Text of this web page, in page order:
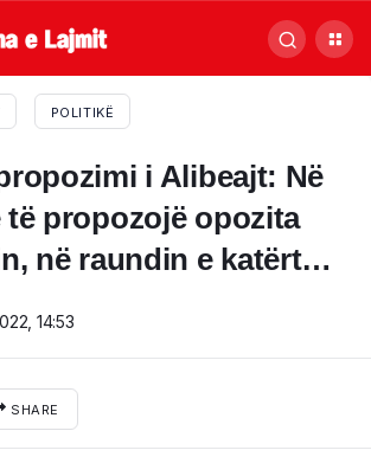
POLITIKË
i Alibeajt: Në
të propozojë opozita
në raundin e katërt…
14:53
SHARE